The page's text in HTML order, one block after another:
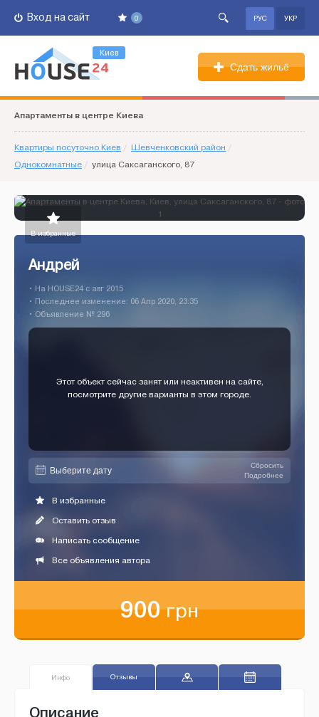
0
Вход на сайт РУС УКР
Киев
Сдать жильё
Апартаменты в центре Киева
Квартиры посуточно Киев / Шевченковский район /
Однокомнатные / улица Саксаганского, 87
В избранные
Андрей
• На HOUSE24 c авг 2015
• Последнее изменение: 06 Апр 2020, 23:35
• Объявление № 296
Этот объект сейчас занят или неактивен на сайте,
посмотрите другие варианты в этом городе.
Сбросить
Подробнее
В избранные
Оставить отзыв
Написать сообщение
Все объявления автора
900грн
Инфо Отзывы
Описание